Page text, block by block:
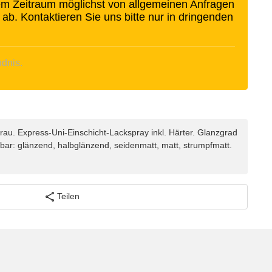
Zeitraum möglichst von allgemeinen Anfragen
Kontaktieren Sie uns bitte nur in dringenden
Express-Uni-Einschicht-Lackspray inkl. Härter. Glanzgrad
glänzend, halbglänzend, seidenmatt, matt, strumpfmatt.
Teilen